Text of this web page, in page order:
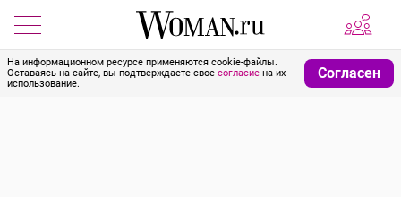
На информационном ресурсе применяются cookie-файлы.
Оставаясь на сайте, вы подтверждаете свое согласие на их
использование.
Согласен